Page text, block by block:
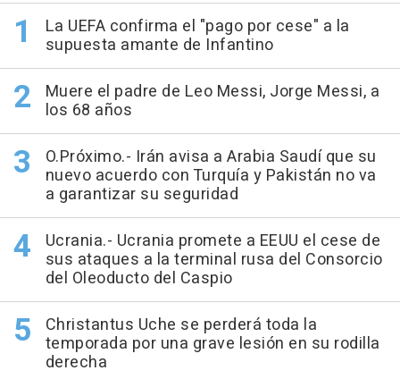
La UEFA confirma el "pago por cese" a la
supuesta amante de Infantino
Muere el padre de Leo Messi, Jorge Messi, a
los 68 años
O.Próximo.- Irán avisa a Arabia Saudí que su
nuevo acuerdo con Turquía y Pakistán no va
a garantizar su seguridad
Ucrania.- Ucrania promete a EEUU el cese de
sus ataques a la terminal rusa del Consorcio
del Oleoducto del Caspio
Christantus Uche se perderá toda la
temporada por una grave lesión en su rodilla
derecha